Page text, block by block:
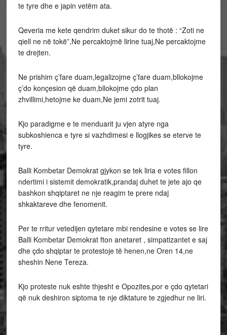
te tyre dhe e japin vetëm ata.
Qeveria me kete qendrim duket sikur do te thotë : “Zoti ne
qiell ne në tokë”,Ne percaktojmë lirine tuaj,Ne percaktojme
te drejten.
Ne prishim ç’fare duam,legalizojme ç’fare duam,bllokojme
ç’do konçesion që duam,bllokojme çdo plan
zhvillimi,hetojme ke duam,Ne jemi zotrit tuaj.
Kjo paradigme e te menduarit ju vjen atyre nga
subkoshienca e tyre si vazhdimesi e llogjikes se eterve te
tyre.
Balli Kombetar Demokrat gjykon se tek liria e votes fillon
ndertimi i sistemit demokratik,prandaj duhet te jete ajo qe
bashkon shqiptaret ne nje reagim te prere ndaj
shkaktareve dhe fenomenit.
Per te rritur vetedijen qytetare mbi rendesine e votes se lire
Balli Kombetar Demokrat fton anetaret , simpatizantet e saj
dhe çdo shqiptar te protestoje të henen,ne Oren 14,ne
sheshin Nene Tereza.
Kjo proteste nuk eshte thjesht e Opozites,por e çdo qytetari
që nuk deshiron siptoma te nje diktature te zgjedhur ne liri.